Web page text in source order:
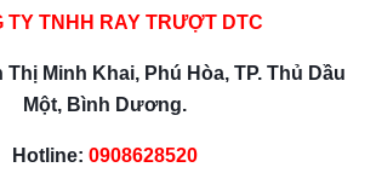
TY TNHH RAY TRƯỢT DTC
Thị Minh Khai, Phú Hòa, TP. Thủ Dầu
Một, Bình Dương.
Hotline: 0908628520